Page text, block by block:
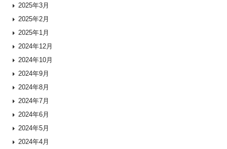
2025年3月
2025年2月
2025年1月
2024年12月
2024年10月
2024年9月
2024年8月
2024年7月
2024年6月
2024年5月
2024年4月